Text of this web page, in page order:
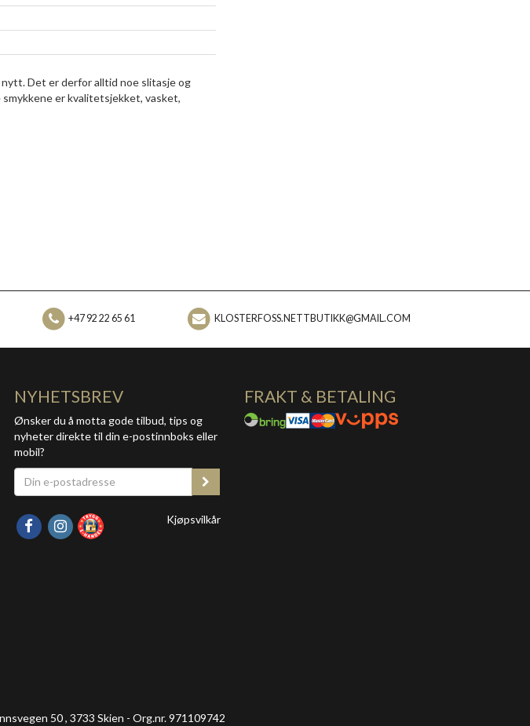
Det er derfor alltid noe slitasje og
er kvalitetsjekket, vasket,
+47 92 22 65 61 KLOSTERFOSS.NETTBUTIKK@GMAIL.COM
NYHETSBREV
Ønsker du å motta gode tilbud, tips og
nyheter direkte til din e-postinnboks eller
mobil?
Kjøpsvilkår
FRAKT & BETALING
50 , 3733 Skien - Org.nr. 971109742